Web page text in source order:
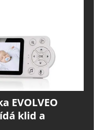
EVOLVEO
klid a